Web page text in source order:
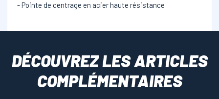
- Pointe de centrage en acier haute résistance
DÉCOUVREZ LES ARTICLES
COMPLÉMENTAIRES